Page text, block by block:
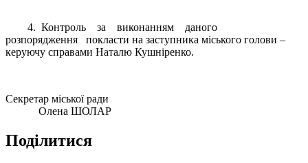
4. Контроль за виконанням даного
розпорядження покласти на заступника міського голови –
керуючу справами Наталю Кушніренко.
Секретар міської ради
Олена ШОЛАР
Поділитися